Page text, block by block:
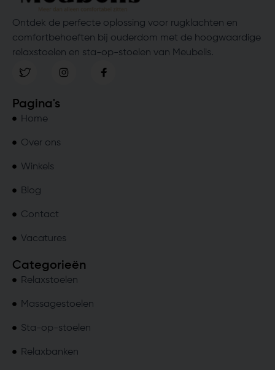
Ontdek de perfecte oplossing voor rugklachten en
comfortbehoeften bij ouderdom met de hoogwaardige
relaxstoelen en sta-op-stoelen van Meubelis.
Pagina's
Home
Over ons
Winkels
Blog
Contact
Vacatures
Categorieën
Relaxstoelen
Massagestoelen
Sta-op-stoelen
Relaxbanken